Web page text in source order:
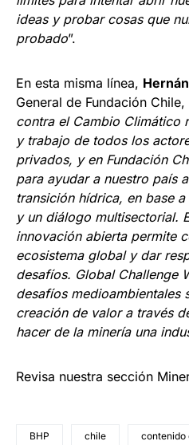
ideas y probar cosas que
probado”.
En esta misma línea,
General de Fundación
contra el Cambio Climático
y trabajo de todos los
privados, y en Fundación
para ayudar a nuestro país
transición hídrica, en base
y un diálogo multisectorial.
innovación abierta permite
ecosistema global y dar
desafíos. Global Challenge
desafíos medioambientales
creación de valor a través
hacer de la minería una
Revisa nuestra sección
BHP chile contenido